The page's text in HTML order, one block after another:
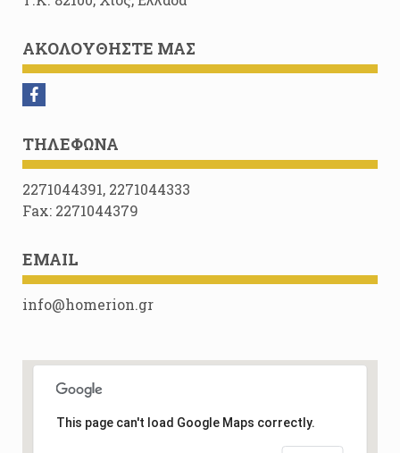
ΑΚΟΛΟΥΘΉΣΤΕ ΜΑΣ
ΤΗΛΈΦΩΝΑ
2271044391, 2271044333
Fax: 2271044379
EMAIL
info@homerion.gr
This page can't load Google Maps correctly.